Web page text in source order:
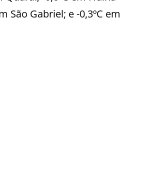
São Gabriel; e -0,3ºC em